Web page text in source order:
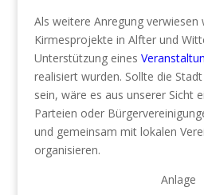
Als weitere Anregung
Kirmesprojekte in Alfter und
Unterstützung eines
realisiert wurden. Sollte die
sein, wäre es aus unserer Sicht
Parteien oder
und gemeinsam mit lokalen
organisieren.
Anlage